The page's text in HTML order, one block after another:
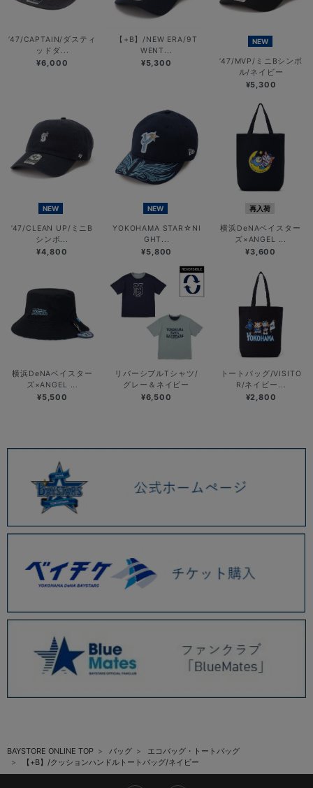
’47/CAPTAIN/ダスティ
ッドダ...
¥6,000
【+B】/NEW ERA/9T
WENT...
¥5,300
NEW
’47/MVP/ミニBシンボ
ル/ネイビー
¥5,300
NEW
’47/CLEAN UP/ミニB
シンボ...
¥4,800
NEW
YOKOHAMA STAR☆NI
GHT...
¥5,800
再入荷
横浜DeNAベイスター
ズ×ANGEL ...
¥3,600
横浜DeNAベイスター
ズ×ANGEL ...
¥5,500
リバーシブルTシャツ/
グレー＆ネイビー
¥6,500
トートバッグ/VISITO
R/ネイビー...
¥2,800
BAYSTORE ONLINE TOP バッグ
エコバッグ・トートバッグ
【+B】/クッションハンドルトートバッグ/ネイビー